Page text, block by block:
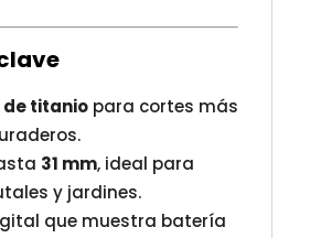
titaniopara cortes más
31 mm, ideal para
y jardines.
que muestra batería